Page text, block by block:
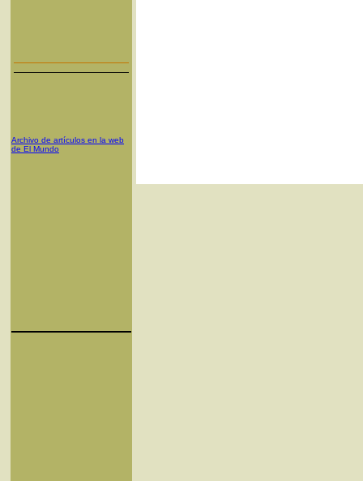
Archivo de artículos en la web
de El Mundo